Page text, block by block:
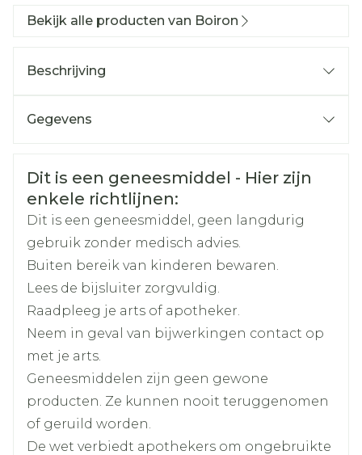
Bekijk alle producten van Boiron
Beschrijving
Gegevens
Organisaties Boiron
Merken Boiron
Breedte 15 mm
Lengte 66 mm
Diepte 15 mm
Hoeveelheid
Verpakking
4
Veiligheidsinformatie
Dit is een geneesmiddel - Hier zijn
enkele richtlijnen:
Dit is een geneesmiddel, geen langdurig
gebruik zonder medisch advies.
Buiten bereik van kinderen bewaren.
Lees de bijsluiter zorgvuldig.
Raadpleeg je arts of apotheker.
Neem in geval van bijwerkingen contact op
met je arts.
Geneesmiddelen zijn geen gewone
producten. Ze kunnen nooit teruggenomen
of geruild worden.
De wet verbiedt apothekers om ongebruikte